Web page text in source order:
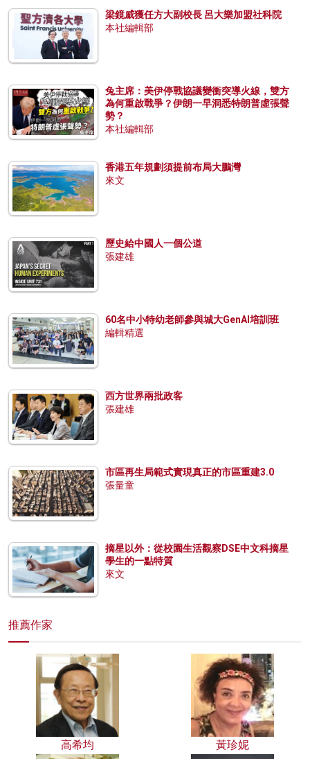
梁鏡威獲任方大副校長 呂大樂加盟社科院
本社編輯部
兔主席：美伊停戰協議變衝突導火線，雙方
為何重啟戰爭？伊朗一早洞悉特朗普虛張聲
勢？
本社編輯部
香港五年規劃須提前布局大鵬灣
來文
歷史給中國人一個公道
張建雄
60名中小特幼老師參與城大GenAI培訓班
編輯精選
西方世界兩批政客
張建雄
市區再生局範式實現真正的市區重建3.0
張量童
摘星以外：從校園生活觀察DSE中文科摘星
學生的一點特質
來文
推薦作家
高希均 黃珍妮